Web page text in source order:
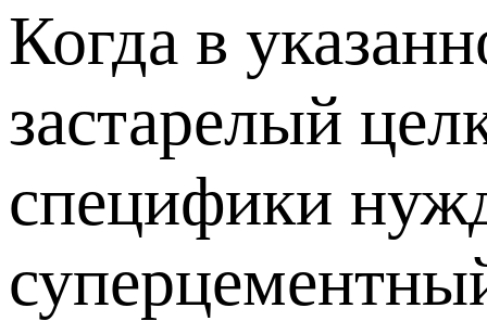
Когда в
застарелый
специфики